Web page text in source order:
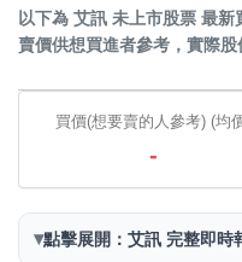
以下為 艾訊 未上市股票 最新
賣價供想買進者參考，實際股
買價(想要賣的人參考) (均
-
▾點擊展開：艾訊 完整即時